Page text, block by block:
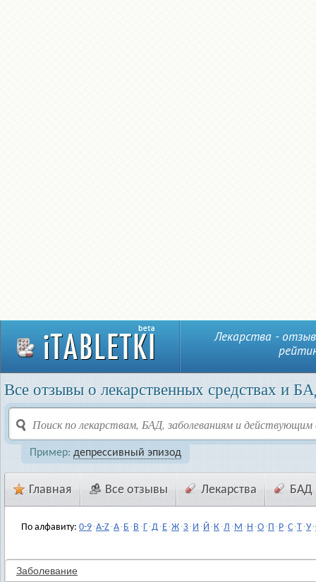
Лекарства -
Все отзывы о лекарственных средствах и
Пример: депрессивный эпизод
Главная Все отзывы Лекарства БАД
По алфавиту: 0-9 A-Z А Б В Г Д Е Ж З И Й К Л М Н О П Р С Т У
Заболевание